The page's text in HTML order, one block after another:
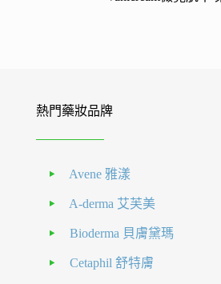
熱門藥妝品牌
Avene 雅漾
A-derma 艾芙美
Bioderma 貝膚黛瑪
Cetaphil 舒特膚